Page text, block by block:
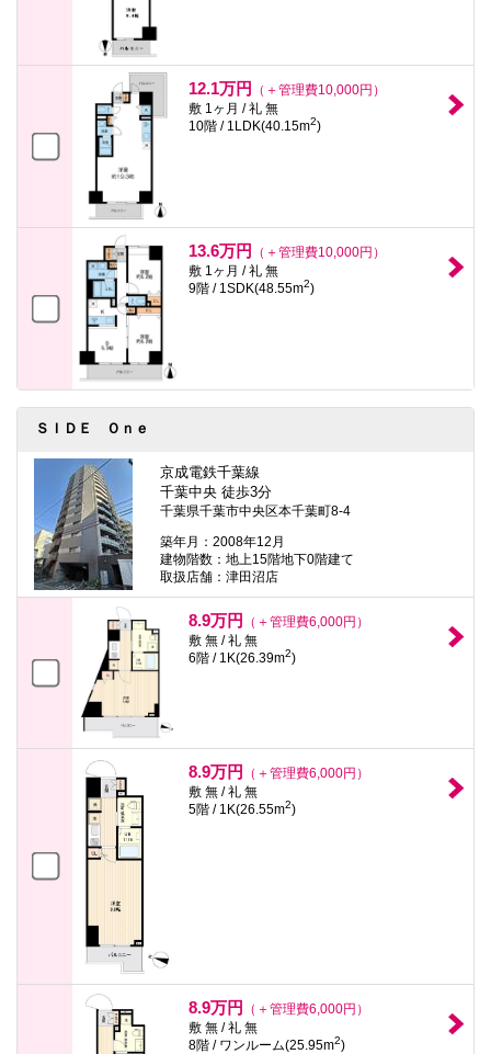
12.1万円
（＋管理費10,000円）
敷 1ヶ月 / 礼 無
10階 / 1LDK(40.15m2)
13.6万円
（＋管理費10,000円）
敷 1ヶ月 / 礼 無
9階 / 1SDK(48.55m2)
ＳＩＤＥ Ｏｎｅ
京成電鉄千葉線
千葉中央 徒歩3分
千葉県千葉市中央区本千葉町8-4
築年月：2008年12月
建物階数：地上15階地下0階建て
取扱店舗：津田沼店
8.9万円
（＋管理費6,000円）
敷 無 / 礼 無
6階 / 1K(26.39m2)
8.9万円
（＋管理費6,000円）
敷 無 / 礼 無
5階 / 1K(26.55m2)
8.9万円
（＋管理費6,000円）
敷 無 / 礼 無
8階 / ワンルーム(25.95m2)